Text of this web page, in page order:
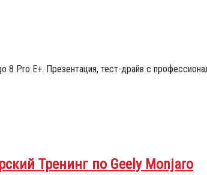
Pro E+. Презентация, тест-драйв с
Тренинг по Geely Monjaro